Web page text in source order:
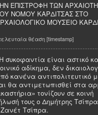
ΕΠΙΣΤΡΟΦΗ ΤΩΝ
ΝΟΜΟΥ ΚΑΡΔΙΤΣΑΣ ΣΤΟ
ΜΟΥΣΕΙΟ
θέαση [timestamp]
συκοφαντία είναι αστικό
αδίκημα, δεν
κανένα αντιπολιτευτικό
θα αντιμετωπισθεί στα
τονίζουν σε κοινή
τους ο Δημήτρης
Τσίπρα.